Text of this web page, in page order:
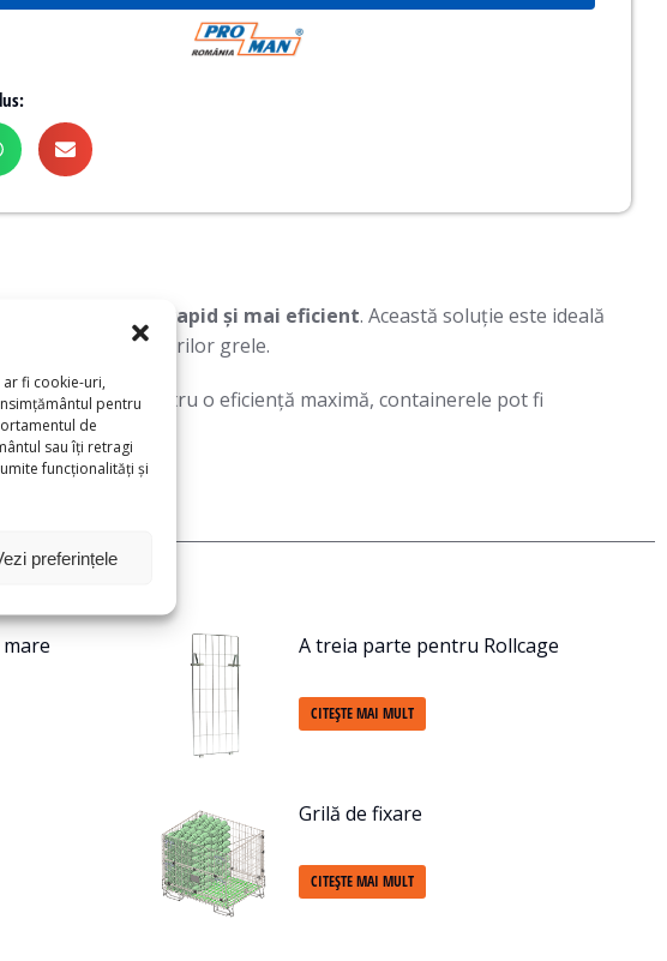
fi cookie-uri,
pentru
de
sau îți retragi
funcționalități și
preferințele
un proces mai rapid și mai eficient. Această soluție este ideală
în cazul încărcăturilor grele.
logistic. Pentru o eficiență maximă, containerele pot fi
A treia parte pentru Rollcage
CITEȘTE MAI MULT
Grilă de fixare
CITEȘTE MAI MULT